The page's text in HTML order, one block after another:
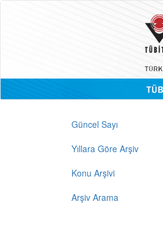
Güncel Sayı
Yıllara Göre Arşiv
Konu Arşivi
Arşiv Arama